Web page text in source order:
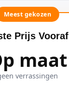
Meest gekozen
Prijs Vooraf
maat
verrassingen